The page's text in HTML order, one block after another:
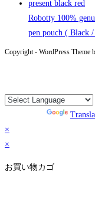
Robotty 100%
pen pouch ( Black /
Copyright - WordPress Theme
×
×
お買い物カゴ